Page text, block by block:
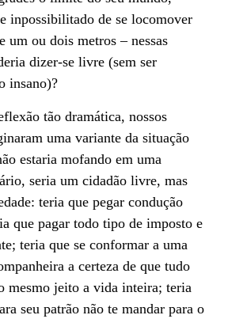
inpossibilitado de se locomover
um ou dois metros – nessas
dizer-se livre (sem ser
insano)?
tão dramática, nossos
uma variante da situação
estaria mofando em uma
seria um cidadão livre, mas
teria que pegar condução
que pagar todo tipo de imposto e
teria que se conformar a uma
a certeza de que tudo
mesmo jeito a vida inteira; teria
seu patrão não te mandar para o